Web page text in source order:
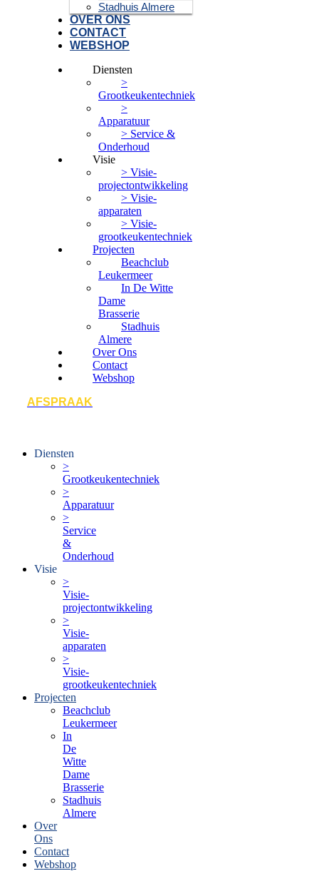
Stadhuis Almere
OVER ONS
CONTACT
WEBSHOP
Diensten
>
Grootkeukentechniek
>
Apparatuur
> Service &
Onderhoud
Visie
> Visie-
projectontwikkeling
> Visie-
apparaten
> Visie-
grootkeukentechniek
Projecten
Beachclub
Leukermeer
In De Witte
Dame
Brasserie
Stadhuis
Almere
Over Ons
Contact
Webshop
AFSPRAAK
Diensten
>
Grootkeukentechniek
>
Apparatuur
>
Service
&
Onderhoud
Visie
>
Visie-
projectontwikkeling
>
Visie-
apparaten
>
Visie-
grootkeukentechniek
Projecten
Beachclub
Leukermeer
In
De
Witte
Dame
Brasserie
Stadhuis
Almere
Over
Ons
Contact
Webshop